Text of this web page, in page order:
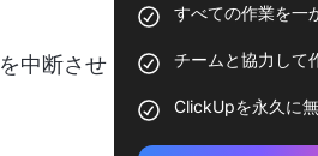
中断させ
すべての作業を一
チームと協力して
ClickUpを永久に